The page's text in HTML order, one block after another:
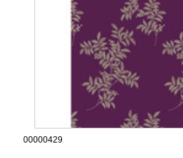
00000429